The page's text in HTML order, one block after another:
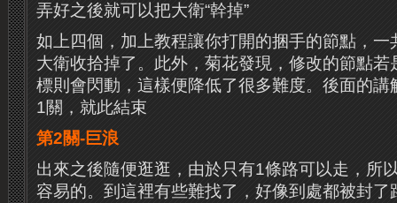
弄好之後就可以把大衛“幹掉”
如上四個，加上教程讓你打開的捆手的節點，
大衛收拾掉了。此外，菊花發現，修改的節點
標則會閃動，這樣便降低了很多難度。後面的講
1關，就此結束
第2關-巨浪
出來之後隨便逛逛，由於只有1條路可以走，所
容易的。到這裡有些難找了，好像到處都被封了